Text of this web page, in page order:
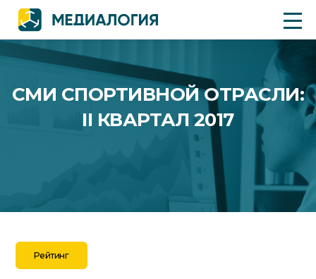
СМИ СПОРТИВНОЙ ОТРАСЛИ:
II КВАРТАЛ 2017
Рейтинг